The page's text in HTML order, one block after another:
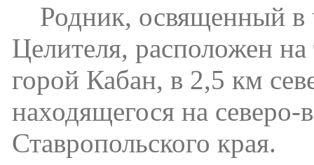
Родник, освященный в
Целителя, расположен
горой Кабан, в 2,5 км
находящегося на
Ставропольского края.